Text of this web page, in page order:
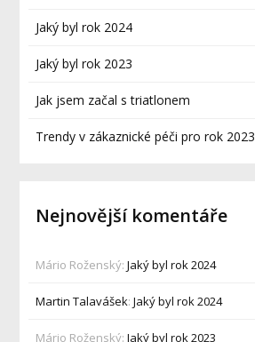
Jaký byl rok 2024
Jaký byl rok 2023
Jak jsem začal s triatlonem
Trendy v zákaznické péči pro rok 2023
Nejnovější komentáře
Mário Roženský:Jaký byl rok 2024
Martin Talavášek:Jaký byl rok 2024
Mário Roženský:Jaký byl rok 2023